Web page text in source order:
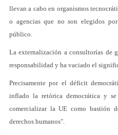
llevan a cabo en organismos
o agencias que no son elegidos
público.
La externalización a consultorías de
responsabilidad y ha vaciado el
Precisamente por el déficit
inflado la retórica democrática y
comercializar la UE como bastión
derechos humanos".